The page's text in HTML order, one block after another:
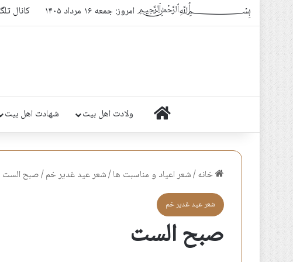
﷽ امروز: جمعه ۱۶ مرداد ۱۴۰۵ کانال
خانه ولادت اهل بیت شهادت اهل بیت
خانه/شعر اعياد و مناسبت ها/شعر عيد غدير خم/صبح الست
شعر عيد غدير خم
صبح الست